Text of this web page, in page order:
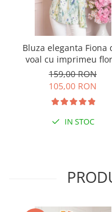
Bluza eleganta Fiona
voal cu imprimeu
verde
159,00 RON
105,00 RON
IN STOC